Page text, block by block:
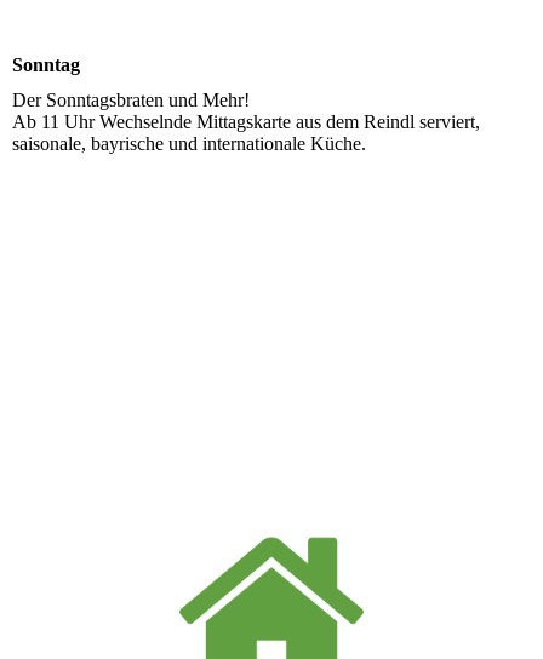
Sonntag
Der Sonntagsbraten und Mehr!
Ab 11 Uhr Wechselnde Mittagskarte aus dem Reindl serviert,
saisonale, bayrische und internationale Küche.